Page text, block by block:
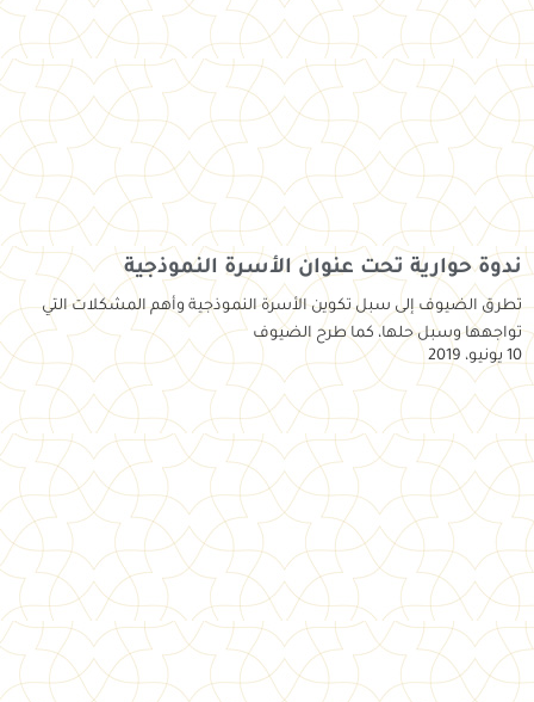
ندوة حوارية تحت عنوان الأسرة النموذجية
تطرق الضيوف إلى سبل تكوين الأسرة النموذجية وأهم المشكلات التي
تواجهها وسبل حلها، كما طرح الضيوف
10 يونيو، 2019